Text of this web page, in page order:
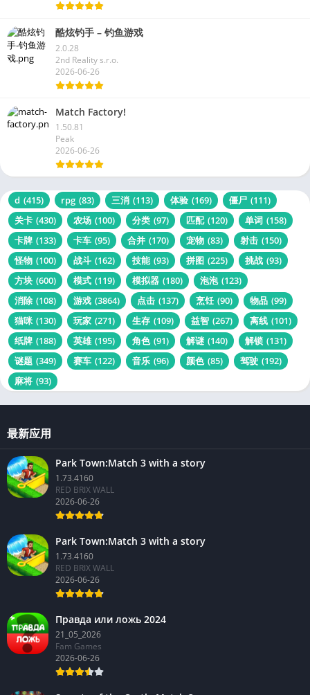
酷炫钓手 – 钓鱼游戏
2.0.28
2nd Reality s.r.o.
2026-06-26
Match Factory!
1.50.81
Peak
2026-06-26
d (415) rpg (83) 三消 (113) 体验 (169) 僵尸 (111)
关卡 (430) 农场 (100) 分类 (97) 匹配 (120) 单词 (158)
卡牌 (133) 卡车 (95) 合并 (170) 宠物 (83) 射击 (150)
怪物 (100) 战斗 (162) 技能 (93) 拼图 (225) 挑战 (93)
方块 (600) 模式 (119) 模拟器 (180) 泡泡 (123)
消除 (108) 游戏 (3864) 点击 (137) 烹饪 (90) 物品 (99)
猫咪 (130) 玩家 (271) 生存 (109) 益智 (267) 离线 (101)
纸牌 (188) 英雄 (195) 角色 (91) 解谜 (140) 解锁 (131)
谜题 (349) 赛车 (122) 音乐 (96) 颜色 (85) 驾驶 (192)
麻将 (93)
最新应用
Park Town:Match 3 with a story
1.73.4160
RED BRIX WALL
2026-06-26
Park Town:Match 3 with a story
1.73.4160
RED BRIX WALL
2026-06-26
Правда или ложь 2024
21_05_2026
Fam Games
2026-06-26